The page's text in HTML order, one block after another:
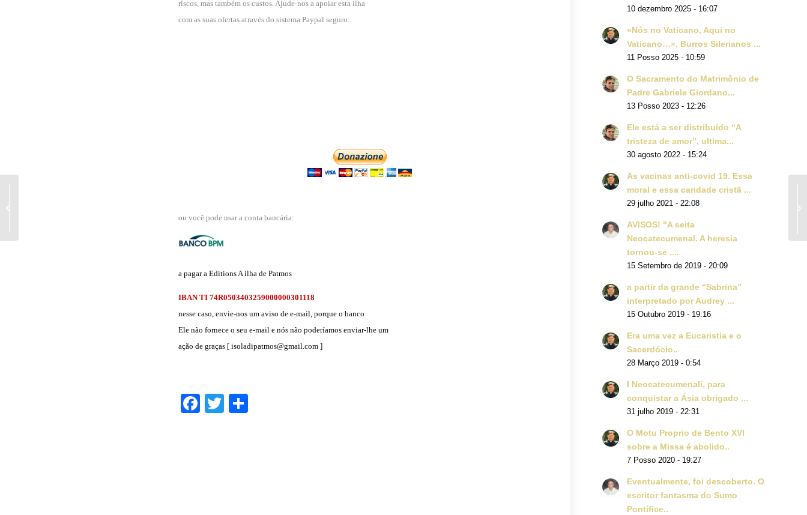
riscos, mas também os custos. Ajude-nos a apoiar esta ilha
com as suas ofertas através do sistema Paypal seguro:
ou você pode usar a conta bancária:
a pagar a Editions A ilha de Patmos
IBAN TI 74R0503403259000000301118
nesse caso, envie-nos um aviso de e-mail, porque o banco
Ele não fornece o seu e-mail e nós não poderíamos enviar-lhe um
ação de graças [ isoladipatmos@gmail.com ]
Facebook
Twitter
10 dezembro 2025 - 16:07
«Nós no Vaticano, Aqui no
Vaticano…». Burros Silerianos ...
11 Posso 2025 - 10:59
O Sacramento do Matrimônio de
Padre Gabriele Giordano...
13 Posso 2023 - 12:26
Ele está a ser distribuído “A
tristeza de amor”, ultima...
30 agosto 2022 - 15:24
As vacinas anti-covid 19. Essa
moral e essa caridade cristã ...
29 julho 2021 - 22:08
AVISOS! "A seita
Neocatecumenal. A heresia
tornou-se ....
15 Setembro de 2019 - 20:09
a partir da grande “Sabrina”
interpretado por Audrey ...
15 Outubro 2019 - 19:16
Era uma vez a Eucaristia e o
Sacerdócio..
28 Março 2019 - 0:54
I Neocatecumenali, para
conquistar a Ásia obrigado ...
31 julho 2019 - 22:31
O Motu Proprio de Bento XVI
sobre a Missa é abolido..
7 Posso 2020 - 19:27
Eventualmente, foi descoberto. O
escritor fantasma do Sumo
Pontífice..